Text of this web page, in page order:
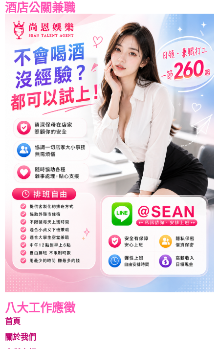
酒店公關兼職
八大工作應徵
首頁
關於我們